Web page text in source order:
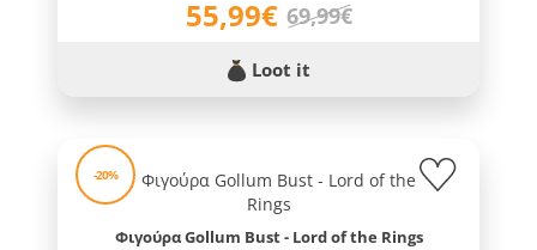
55,99€ 69,99€
Loot it
-20%
Φιγούρα Gollum Bust - Lord of the Rings